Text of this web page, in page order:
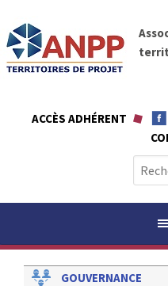
t
A
N
P
P
ACCÈS ADHÉRENT
e
c
c
GOUVERNANCE